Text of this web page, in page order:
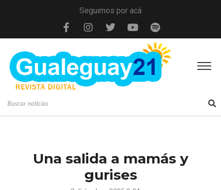
Seguimos por acá
Una salida a mamás y
gurises